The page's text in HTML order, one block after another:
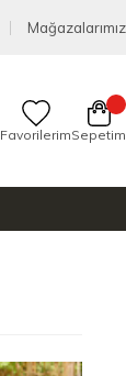
Mağazalarımız
FavorilerimSepetim